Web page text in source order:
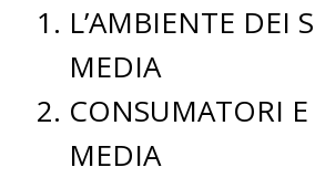
L’AMBIENTE DEI
MEDIA
CONSUMATORI
MEDIA